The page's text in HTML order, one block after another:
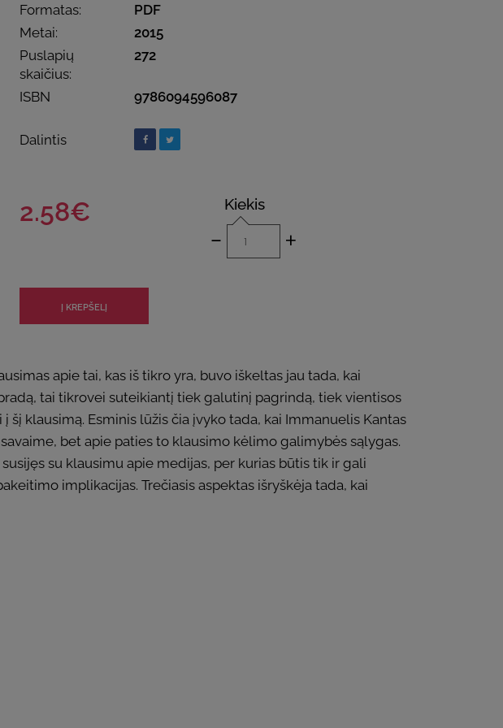
Formatas:
PDF
Metai:
2015
Puslapių
skaičius:
272
ISBN 9786094596087
Dalintis
2.58€ Kiekis
- +
apie tai, kas iš tikro yra, buvo iškeltas jau tada, kai
tai tikrovei suteikiantį tiek galutinį pagrindą, tiek vientisos
klausimą. Esminis lūžis čia įvyko tada, kai Immanuelis Kantas
bet apie paties to klausimo kėlimo galimybės sąlygas.
su klausimu apie medijas, per kurias būtis tik ir gali
implikacijas. Trečiasis aspektas išryškėja tada, kai